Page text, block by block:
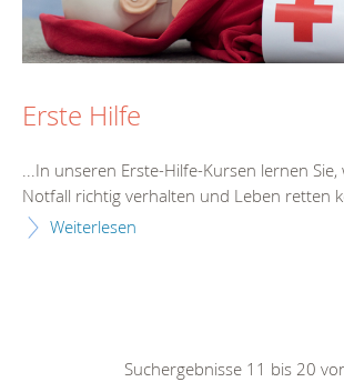
Erste Hilfe
...In unseren Erste-Hilfe-Kursen lernen Sie,
Notfall richtig verhalten und Leben retten
Weiterlesen
Suchergebnisse 11 bis 20